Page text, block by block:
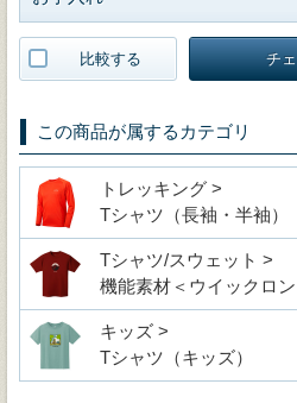
比較する チ
この商品が属するカテゴリ
トレッキング >
Tシャツ（長袖・半袖）
Tシャツ/スウェット >
機能素材＜ウイックロン
キッズ >
Tシャツ（キッズ）